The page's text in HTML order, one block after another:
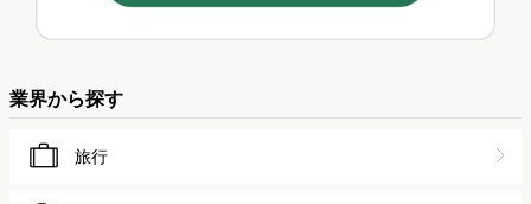
業界から探す
旅行